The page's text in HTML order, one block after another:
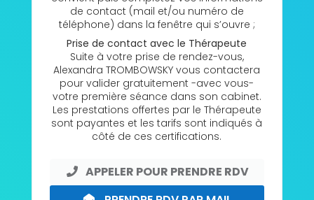
de contact (mail et/ou numéro de
téléphone) dans la fenêtre qui s’ouvre ;
Prise de contact avec le Thérapeute
Suite à votre prise de rendez-vous,
Alexandra TROMBOWSKY vous contactera
pour valider gratuitement -avec vous-
votre première séance dans son cabinet.
Les prestations offertes par le Thérapeute
sont payantes et les tarifs sont indiqués à
côté de ces certifications.
APPELER POUR PRENDRE RDV